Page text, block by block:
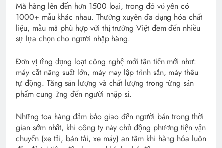
Mã hàng lên đến hơn 1500 loại, trong đó vỏ yên có
1000+ mẫu khác nhau. Thường xuyên đa dạng hóa chất
liệu, mẫu mã phù hợp với thị trường Việt đem đến nhiều
sự lựa chọn cho người nhập hàng.
Đơn vị ứng dụng loạt công nghệ mới tân tiến mới như:
máy cắt năng suất lớn, máy may lập trình sẵn, máy thêu
tự động. Tăng sản lượng và chất lượng trong từng sản
phẩm cung ứng đến người nhập sỉ.
Những toa hàng đảm bảo giao đến người bán trong thời
gian sớm nhất, khi công ty này chủ động phương tiện vận
chuyển (xe tải, bán tải, xe máy) an tâm khi hàng hóa luôn